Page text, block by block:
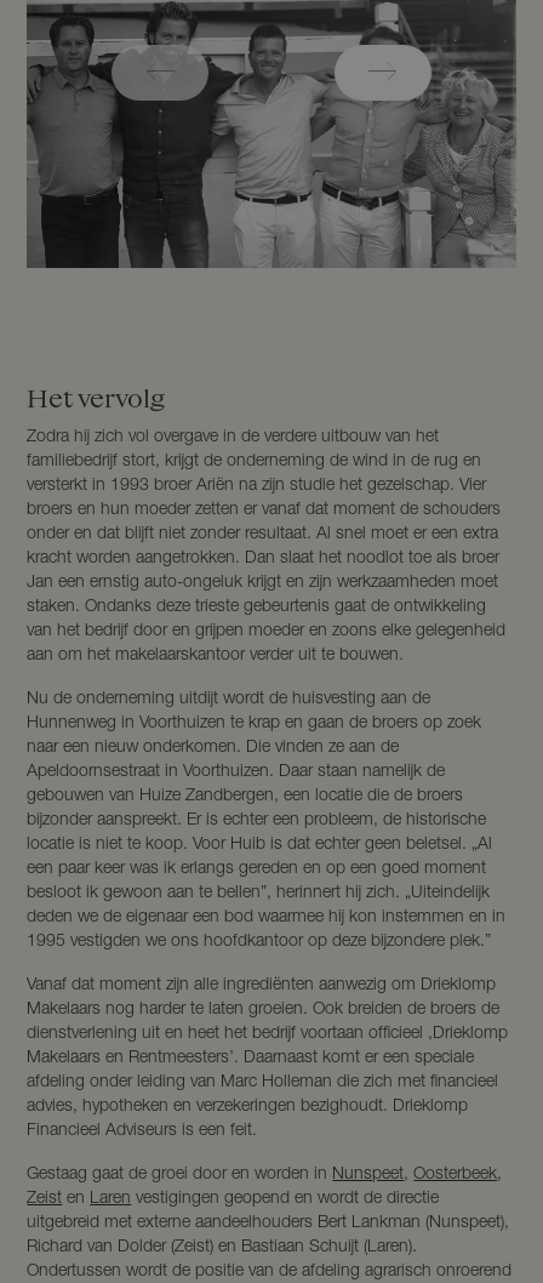
Het vervolg
Zodra hij zich vol overgave in de verdere uitbouw van het
familiebedrijf stort, krijgt de onderneming de wind in de rug en
versterkt in 1993 broer Ariën na zijn studie het gezelschap. Vier
broers en hun moeder zetten er vanaf dat moment de schouders
onder en dat blijft niet zonder resultaat. Al snel moet er een extra
kracht worden aangetrokken. Dan slaat het noodlot toe als broer
Jan een ernstig auto-ongeluk krijgt en zijn werkzaamheden moet
staken. Ondanks deze trieste gebeurtenis gaat de ontwikkeling
van het bedrijf door en grijpen moeder en zoons elke gelegenheid
aan om het makelaarskantoor verder uit te bouwen.
Nu de onderneming uitdijt wordt de huisvesting aan de
Hunnenweg in Voorthuizen te krap en gaan de broers op zoek
naar een nieuw onderkomen. Die vinden ze aan de
Apeldoornsestraat in Voorthuizen. Daar staan namelijk de
gebouwen van Huize Zandbergen, een locatie die de broers
bijzonder aanspreekt. Er is echter een probleem, de historische
locatie is niet te koop. Voor Huib is dat echter geen beletsel. „Al
een paar keer was ik erlangs gereden en op een goed moment
besloot ik gewoon aan te bellen”, herinnert hij zich. „Uiteindelijk
deden we de eigenaar een bod waarmee hij kon instemmen en in
1995 vestigden we ons hoofdkantoor op deze bijzondere plek.”
Vanaf dat moment zijn alle ingrediënten aanwezig om Drieklomp
Makelaars nog harder te laten groeien. Ook breiden de broers de
dienstverlening uit en heet het bedrijf voortaan officieel ‚Drieklomp
Makelaars en Rentmeesters’. Daarnaast komt er een speciale
afdeling onder leiding van Marc Holleman die zich met financieel
advies, hypotheken en verzekeringen bezighoudt. Drieklomp
Financieel Adviseurs is een feit.
Gestaag gaat de groei door en worden in Nunspeet,Oosterbeek,
Zeist en Laren vestigingen geopend en wordt de directie
uitgebreid met externe aandeelhouders Bert Lankman (Nunspeet),
Richard van Dolder (Zeist) en Bastiaan Schuijt (Laren).
Ondertussen wordt de positie van de afdeling agrarisch onroerend